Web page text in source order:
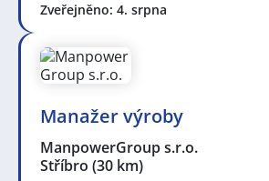
Zveřejněno: 4. srpna
Manažer výroby
ManpowerGroup s.r.o.
Stříbro (30 km)